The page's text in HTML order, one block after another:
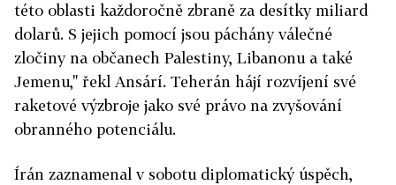
této oblasti každoročně zbraně za desítky miliard
dolarů. S jejich pomocí jsou páchány válečné
zločiny na občanech Palestiny, Libanonu a také
Jemenu," řekl Ansárí. Teherán hájí rozvíjení své
raketové výzbroje jako své právo na zvyšování
obranného potenciálu.
Írán zaznamenal v sobotu diplomatický úspěch,